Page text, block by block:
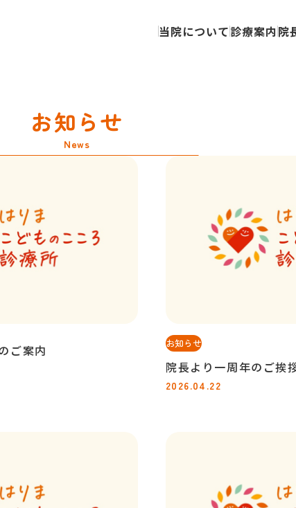
当院について診療案内院
お知らせ
News
ご案内 お知らせ
院長より一周年のご挨
2026.04.22